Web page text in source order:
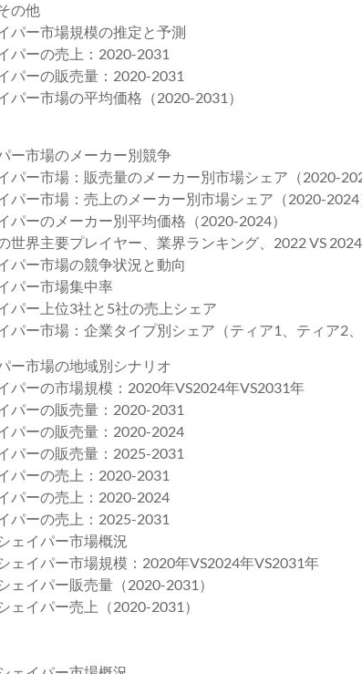
の他
パー市場規模の推定と予測
パーの売上：2020-2031
パーの販売量：2020-2031
パー市場の平均価格（2020-2031）
ー市場のメーカー別競争
パー市場：販売量のメーカー別市場シェア（2020-
パー市場：売上のメーカー別市場シェア（2020-2024
パーのメーカー別平均価格（2020-2024）
世界主要プレイヤー、業界ランキング、2022 VS
パー市場の競争状況と動向
パー市場集中率
パー上位3社と5社の売上シェア
パー市場：企業タイプ別シェア（ティア1、ティア2、
ー市場の地域別シナリオ
パーの市場規模：2020年VS2024年VS2031年
パーの販売量：2020-2031
パーの販売量：2020-2024
パーの販売量：2025-2031
パーの売上：2020-2031
パーの売上：2020-2024
パーの売上：2025-2031
ェイパー市場概況
ェイパー市場規模：2020年VS2024年VS2031年
ェイパー販売量（2020-2031）
ェイパー売上（2020-2031）